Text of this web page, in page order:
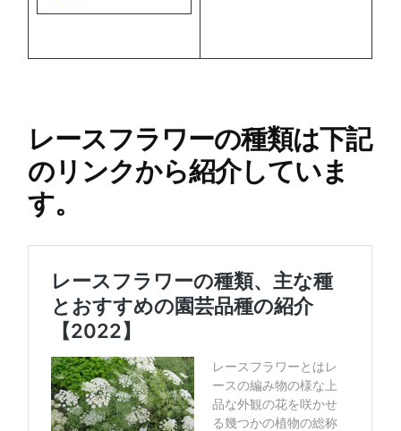
レースフラワーの種類は下記
のリンクから紹介していま
す。